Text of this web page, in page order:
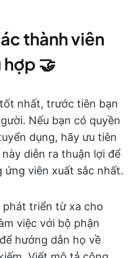
thành viên
🤝
nhất, trước tiên bạn
Nếu bạn có quyền
dụng, hãy ưu tiên
diễn ra thuận lợi để
viên xuất sắc nhất.
phát triển từ xa cho
việc với bộ phận
hướng dẫn họ về